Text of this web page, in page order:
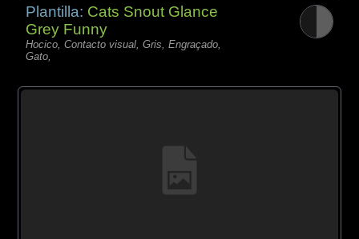
Plantilla: Cats Snout Glance
Grey Funny
Hocico, Contacto visual, Gris, Engraçado,
Gato,